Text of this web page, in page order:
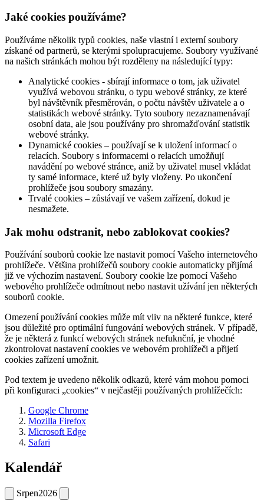
Jaké cookies používáme?
Používáme několik typů cookies, naše vlastní i externí soubory
získané od partnerů, se kterými spolupracujeme. Soubory využívané
na našich stránkách mohou být rozděleny na následující typy:
Analytické cookies - sbírají informace o tom, jak uživatel
využívá webovou stránku, o typu webové stránky, ze které
byl návštěvník přesměrován, o počtu návštěv uživatele a o
statistikách webové stránky. Tyto soubory nezaznamenávají
osobní data, ale jsou používány pro shromažďování statistik
webové stránky.
Dynamické cookies – používají se k uložení informací o
relacích. Soubory s informacemi o relacích umožňují
navádění po webové stránce, aniž by uživatel musel vkládat
ty samé informace, které už byly vloženy. Po ukončení
prohlížeče jsou soubory smazány.
Trvalé cookies – zůstávají ve vašem zařízení, dokud je
nesmažete.
Jak mohu odstranit, nebo zablokovat cookies?
Používání souborů cookie lze nastavit pomocí Vašeho internetového
prohlížeče. Většina prohlížečů soubory cookie automaticky přijímá
již ve výchozím nastavení. Soubory cookie lze pomocí Vašeho
webového prohlížeče odmítnout nebo nastavit užívání jen některých
souborů cookie.
Omezení používání cookies může mít vliv na některé funkce, které
jsou důležité pro optimální fungování webových stránek. V případě,
že je některá z funkcí webových stránek nefuknční, je vhodné
zkontrolovat nastavení cookies ve webovém prohlížeči a přijetí
cookies zařízení umožnit.
Pod textem je uvedeno několik odkazů, které vám mohou pomoci
při konfiguraci „cookies“ v nejčastěji používaných prohlížečích:
Google Chrome
Mozilla Firefox
Microsoft Edge
Safari
Kalendář
Srpen2026